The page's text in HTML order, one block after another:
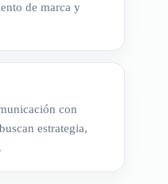
de marca y
con
estrategia,